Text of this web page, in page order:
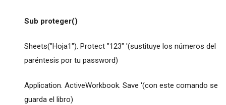
Sub proteger()
Sheets("Hoja1"). Protect "123" '(sustituye los números del
paréntesis por tu password)
Application. ActiveWorkbook. Save '(con este comando se
guarda el libro)